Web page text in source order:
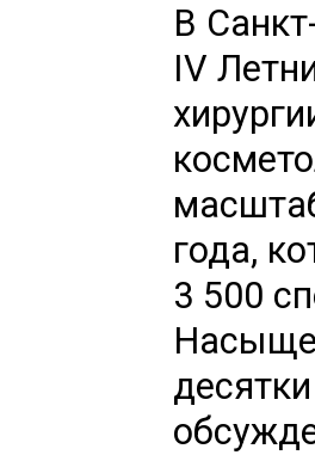
В
IV
года,
3 500